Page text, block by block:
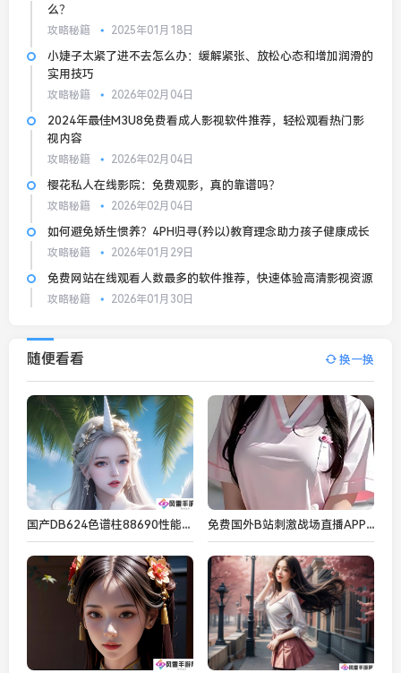
么？
攻略秘籍 2025年01月18日
小婕子太紧了进不去怎么办：缓解紧张、放松心态和增加润滑的
实用技巧
攻略秘籍 2026年02月04日
2024年最佳M3U8免费看成人影视软件推荐，轻松观看热门影
视内容
攻略秘籍 2026年02月04日
樱花私人在线影院：免费观影，真的靠谱吗？
攻略秘籍 2026年02月04日
如何避免娇生惯养？4PH归寻(矜以)教育理念助力孩子健康成长
攻略秘籍 2026年01月29日
免费网站在线观看人数最多的软件推荐，快速体验高清影视资源
攻略秘籍 2026年01月30日
随便看看 换一换
国产DB624色谱柱88690性能优越，适用于环境、食品、医药等行业的高效分析 免费国外B站刺激战场直播APP推荐，畅享全球热门游戏直播平台